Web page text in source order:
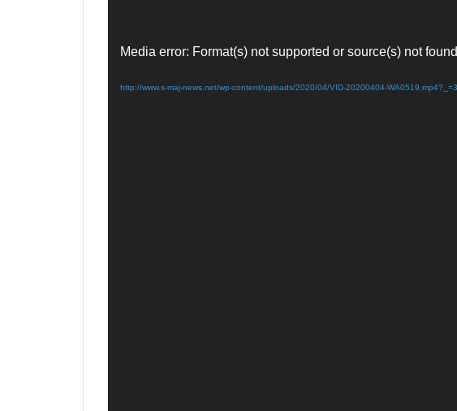
Media error: Format(s) not supported or source(s) not found